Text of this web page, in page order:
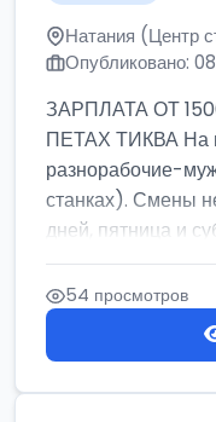
Натания (Центр
Опубликовано:
ЗАРПЛАТА ОТ
ПЕТАХ ТИКВА На
разнорабочие-
станках). Смены
дней, пятница и
54 просмотров